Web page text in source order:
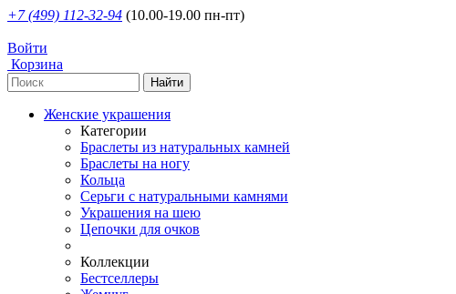
+7 (499) 112-32-94 (10.00-19.00 пн-пт)
Войти
Корзина
Женские украшения
Категории
Браслеты из натуральных камней
Браслеты на ногу
Кольца
Серьги с натуральными камнями
Украшения на шею
Цепочки для очков
Коллекции
Бестселлеры